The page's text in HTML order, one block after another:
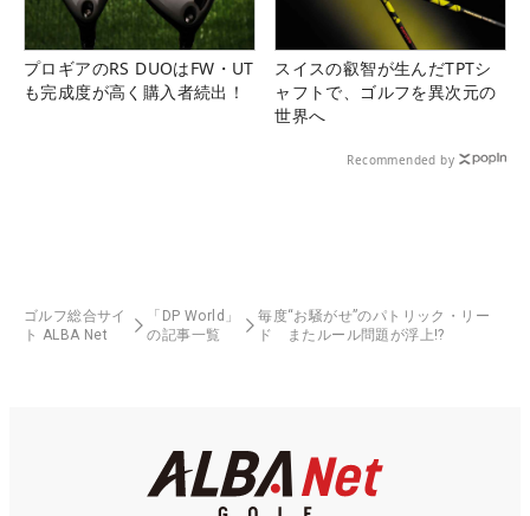
プロギアのRS DUOはFW・UT
も完成度が高く購入者続出！
スイスの叡智が生んだTPTシ
ャフトで、ゴルフを異次元の
世界へ
Recommended by
ゴルフ総合サイ
ト ALBA Net
「DP World」
の記事一覧
毎度“お騒がせ”のパトリック・リー
ド またルール問題が浮上!?